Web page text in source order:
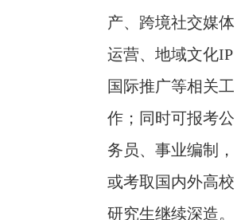
产、跨境社交媒体
运营、地域文化IP
国际推广等相关工
作；同时可报考公
务员、事业编制，
或考取国内外高校
研究生继续深造。